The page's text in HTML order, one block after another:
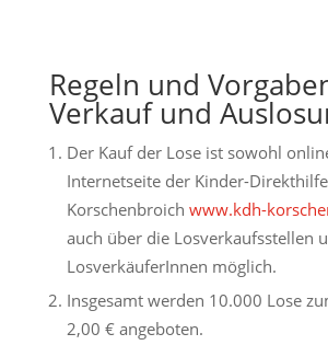
Regeln und
Verkauf und
Der Kauf der Lose ist sowohl
Internetseite der Kinder-Direkthilfe
Korschenbroich www.kdh-
auch über die Losverkaufsstellen
LosverkäuferInnen möglich.
Insgesamt werden 10.000 Lose
2,00 € angeboten.